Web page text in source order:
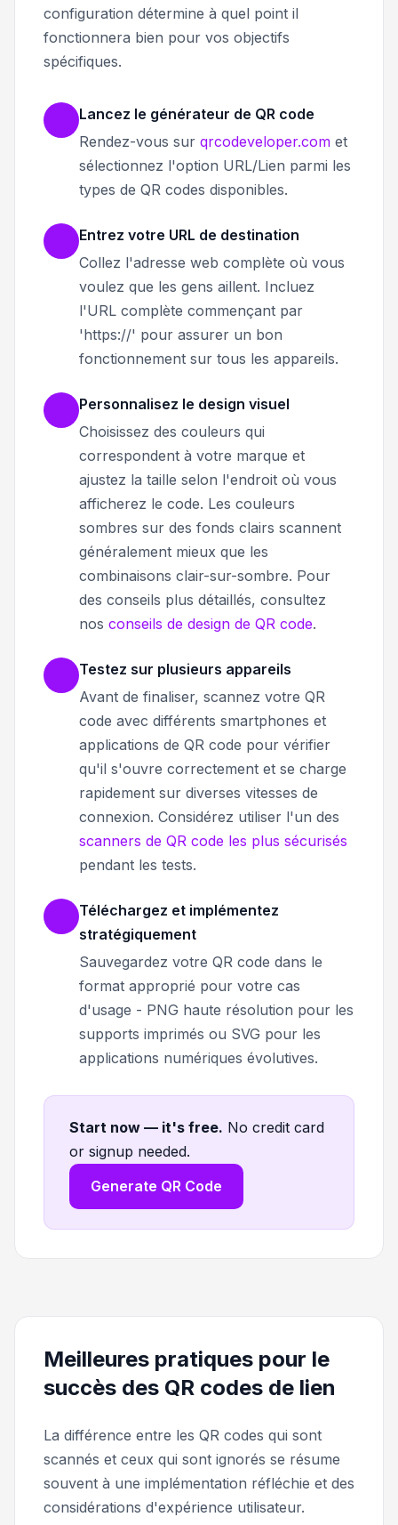
configuration détermine à quel point il
fonctionnera bien pour vos objectifs
spécifiques.
Lancez le générateur de QR code
Rendez-vous sur qrcodeveloper.com et
sélectionnez l'option URL/Lien parmi les
types de QR codes disponibles.
Entrez votre URL de destination
Collez l'adresse web complète où vous
voulez que les gens aillent. Incluez
l'URL complète commençant par
'https://' pour assurer un bon
fonctionnement sur tous les appareils.
Personnalisez le design visuel
Choisissez des couleurs qui
correspondent à votre marque et
ajustez la taille selon l'endroit où vous
afficherez le code. Les couleurs
sombres sur des fonds clairs scannent
généralement mieux que les
combinaisons clair-sur-sombre. Pour
des conseils plus détaillés, consultez
nos conseils de design de QR code.
Testez sur plusieurs appareils
Avant de finaliser, scannez votre QR
code avec différents smartphones et
applications de QR code pour vérifier
qu'il s'ouvre correctement et se charge
rapidement sur diverses vitesses de
connexion. Considérez utiliser l'un des
scanners de QR code les plus sécurisés
pendant les tests.
Téléchargez et implémentez
stratégiquement
Sauvegardez votre QR code dans le
format approprié pour votre cas
d'usage - PNG haute résolution pour les
supports imprimés ou SVG pour les
applications numériques évolutives.
Start now — it's free. No credit card
or signup needed.
Generate QR Code
Meilleures pratiques pour le
succès des QR codes de lien
La différence entre les QR codes qui sont
scannés et ceux qui sont ignorés se résume
souvent à une implémentation réfléchie et des
considérations d'expérience utilisateur.